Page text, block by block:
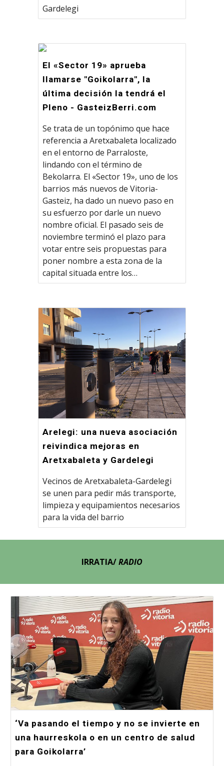
Gardelegi
El «Sector 19» aprueba
llamarse "Goikolarra", la
última decisión la tendrá el
Pleno - GasteizBerri.com
Se trata de un topónimo que hace
referencia a Aretxabaleta localizado
en el entorno de Parraloste,
lindando con el término de
Bekolarra. El «Sector 19», uno de los
barrios más nuevos de Vitoria-
Gasteiz, ha dado un nuevo paso en
su esfuerzo por darle un nuevo
nombre oficial. El pasado seis de
noviembre terminó el plazo para
votar entre seis propuestas para
poner nombre a esta zona de la
capital situada entre los…
Arelegi: una nueva asociación
reivindica mejoras en
Aretxabaleta y Gardelegi
Vecinos de Aretxabaleta-Gardelegi
se unen para pedir más transporte,
limpieza y equipamientos necesarios
para la vida del barrio
IRRATIA/RADIO
‘Va pasando el tiempo y no se invierte en
una haurreskola o en un centro de salud
para Goikolarra’